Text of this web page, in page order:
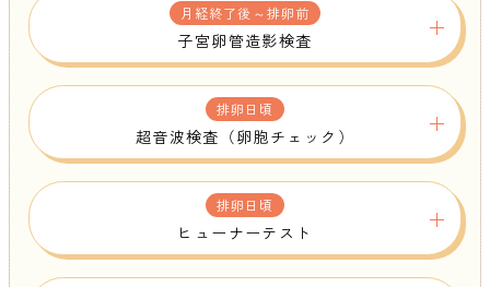
月経終了後～排卵前
子宮卵管造影検査
排卵日頃
超音波検査（卵胞チェック）
排卵日頃
ヒューナーテスト